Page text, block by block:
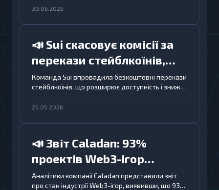
30.06.2026
📣 Sui скасовує комісії за
перекази стейблкоїнів,
розширюючи доступність
блокчейна для
користувачів і бізнесу
Команда Sui впровадила безкоштовні перекази
стейблкоїнів, що розширює доступність і знижує
бар'єри для користувачів і компаній в
екосистемі блокчейна.
25.05.2026
📣 Звіт Caladan: 93%
проектів Web3-ігор
припинили існування
Аналітики компанії Caladan представили звіт
про стан індустрії Web3-ігор, виявивши, що 93%